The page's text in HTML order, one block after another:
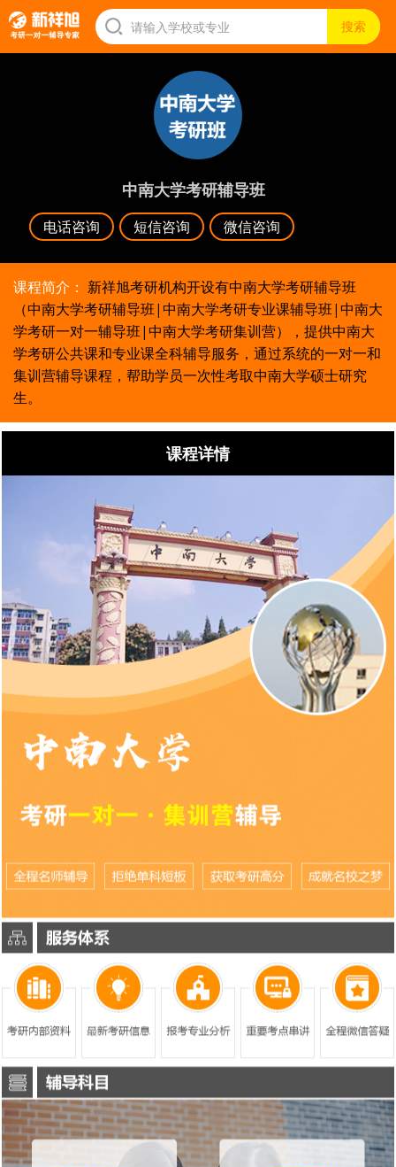
中南大学考研辅导班
电话咨询 短信咨询 微信咨询
课程简介： 新祥旭考研机构开设有中南大学考研辅导班
（中南大学考研辅导班|中南大学考研专业课辅导班|中南大
学考研一对一辅导班|中南大学考研集训营），提供中南大
学考研公共课和专业课全科辅导服务，通过系统的一对一和
集训营辅导课程，帮助学员一次性考取中南大学硕士研究
生。
课程详情